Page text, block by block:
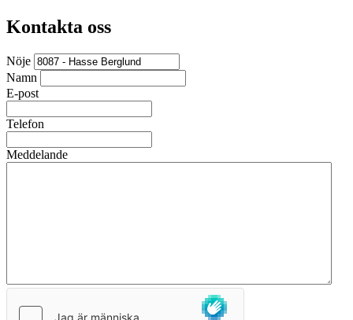
Kontakta oss
Nöje
Namn
E-post
Telefon
Meddelande